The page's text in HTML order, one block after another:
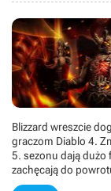
Blizzard wreszcie
graczom Diablo 4.
5. sezonu dają dużo
zachęcają do
Sanktuarium